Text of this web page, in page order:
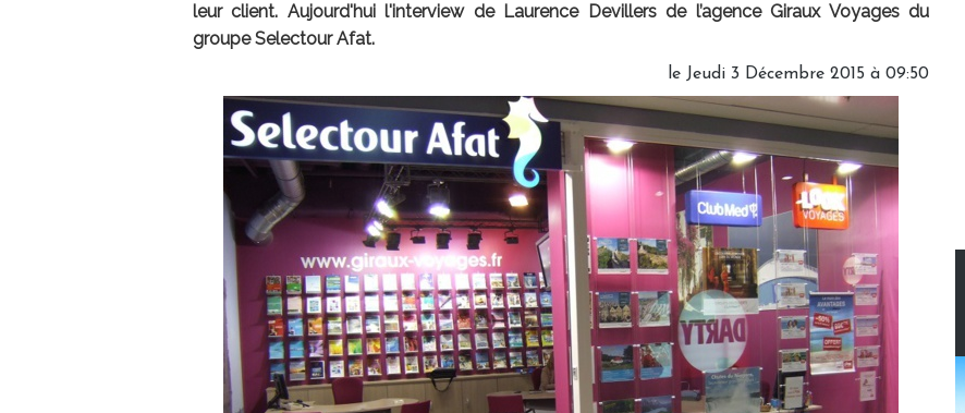
leur client. Aujourd'hui l'interview de Laurence Devillers de l’agence Giraux Voyages du
groupe Selectour Afat.
le Jeudi 3 Décembre 2015 à 09:50